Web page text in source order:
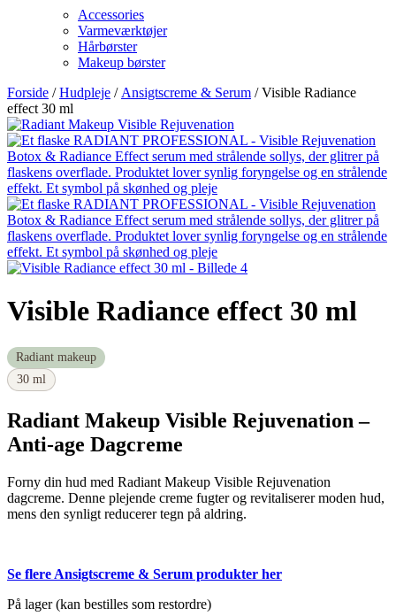
Accessories
Varmeværktøjer
Hårbørster
Makeup børster
Forside /Hudpleje / Ansigtscreme & Serum / Visible Radiance
effect 30 ml
Visible Radiance effect 30 ml
Radiant makeup
30 ml
Radiant Makeup Visible Rejuvenation –
Anti-age Dagcreme
Forny din hud med Radiant Makeup Visible Rejuvenation
dagcreme. Denne plejende creme fugter og revitaliserer moden hud,
mens den synligt reducerer tegn på aldring.
Se flere Ansigtscreme & Serum produkter her
På lager (kan bestilles som restordre)